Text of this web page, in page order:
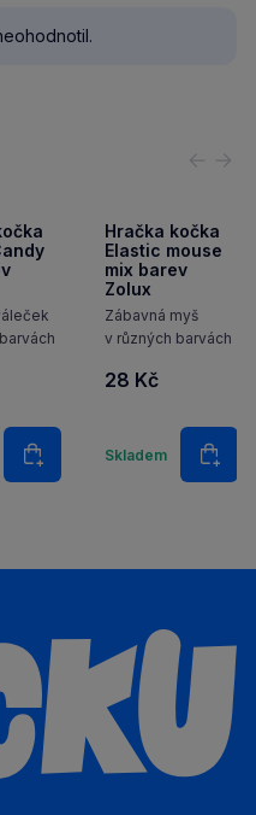
Množství
Do košíku
Hračka kočka
Elastic mouse
mix barev
Zolux
Zábavná myš
v různých barvách
28 Kč
Skladem
Do